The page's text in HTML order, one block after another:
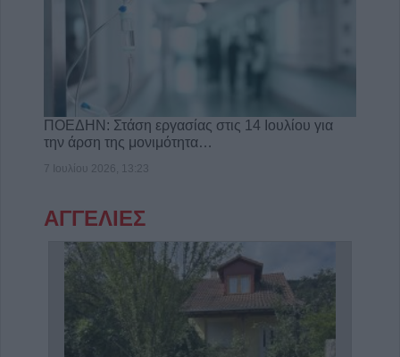
ΠΟΕΔΗΝ: Στάση εργασίας στις 14 Ιουλίου για
την άρση της μονιμότητα…
7 Ιουλίου 2026, 13:23
ΑΓΓΕΛΙΕΣ